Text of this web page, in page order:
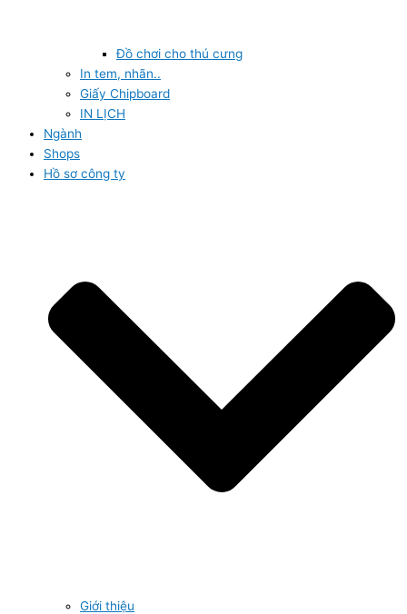
Đồ chơi cho thú cưng
In tem, nhãn..
Giấy Chipboard
IN LỊCH
Ngành
Shops
Hồ sơ công ty
Giới thiệu